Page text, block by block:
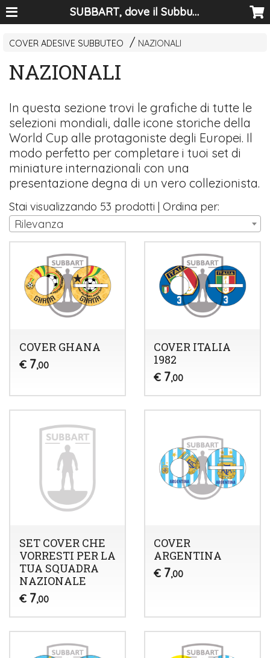
SUBBART, dove il Subbuteo diventa arte
COVER ADESIVE SUBBUTEO NAZIONALI
NAZIONALI
In questa sezione trovi le grafiche di tutte le
selezioni mondiali, dalle icone storiche della
World Cup alle protagoniste degli Europei. Il
modo perfetto per completare i tuoi set di
miniature internazionali con una
presentazione degna di un vero collezionista.
Stai visualizzando 53 prodotti | Ordina per:
Rilevanza
COVER GHANA
€ 7,00
COVER ITALIA
1982
€ 7,00
SET COVER CHE
VORRESTI PER LA
TUA SQUADRA
NAZIONALE
€ 7,00
COVER
ARGENTINA
€ 7,00